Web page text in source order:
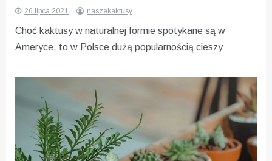
26 lipca 2021 naszekaktusy
Choć kaktusy w naturalnej formie spotykane są w
Ameryce, to w Polsce dużą popularnością cieszy